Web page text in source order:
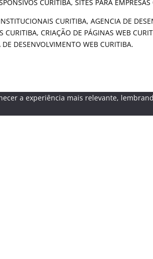
CURITIBA, AGENCIA DE
CURITIBA, CRIAÇÃO DE PÁGINAS WEB
DESENVOLVIMENTO WEB CURITIBA.
a experiência mais relevante,